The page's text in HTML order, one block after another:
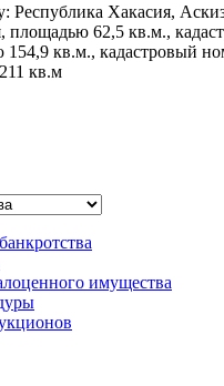
Хакасия,
площадью 62,5 кв.м.,
кв.м., кадастровый
кв.м
имущества